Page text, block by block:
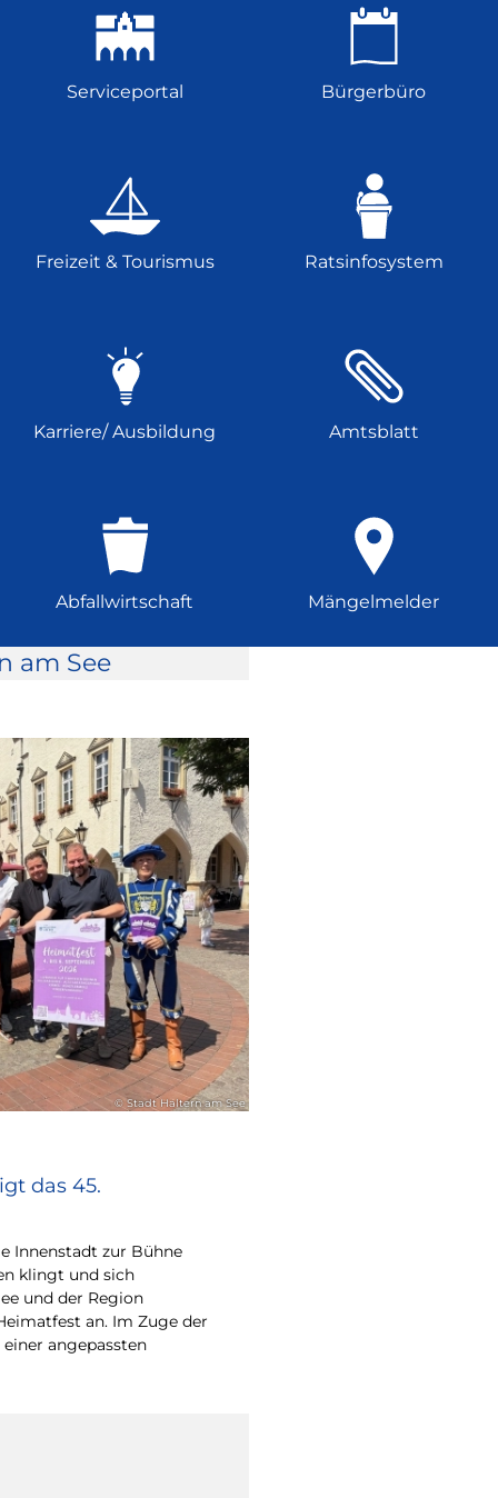
Serviceportal Bürgerbüro
Freizeit & Tourismus Ratsinfosystem
Karriere/ Ausbildung Amtsblatt
Abfallwirtschaft Mängelmelder
am See
© Stadt Haltern am See
das 45.
Innenstadt zur Bühne
klingt und sich
und der Region
an. Im Zuge der
angepassten